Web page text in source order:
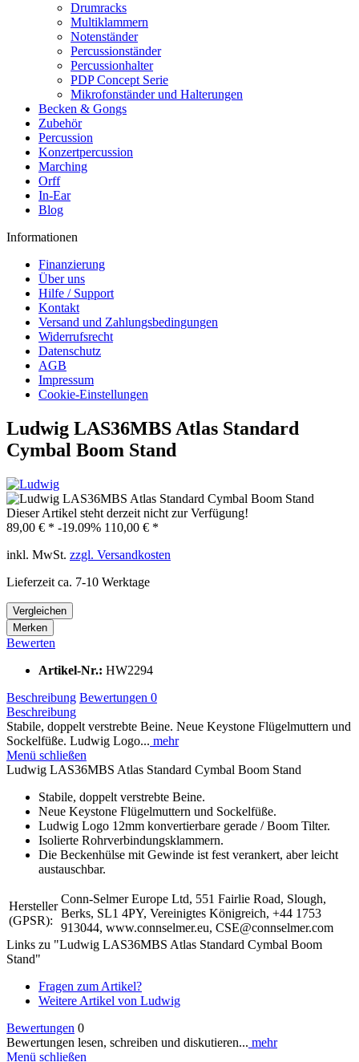
Drumracks
Multiklammern
Notenständer
Percussionständer
Percussionhalter
PDP Concept Serie
Mikrofonständer und Halterungen
Becken & Gongs
Zubehör
Percussion
Konzertpercussion
Marching
Orff
In-Ear
Blog
Informationen
Finanzierung
Über uns
Hilfe / Support
Kontakt
Versand und Zahlungsbedingungen
Widerrufsrecht
Datenschutz
AGB
Impressum
Cookie-Einstellungen
Ludwig LAS36MBS Atlas Standard
Cymbal Boom Stand
Dieser Artikel steht derzeit nicht zur Verfügung!
89,00 € * -19.09% 110,00 € *
inkl. MwSt. zzgl. Versandkosten
Lieferzeit ca. 7-10 Werktage
Vergleichen
Merken
Bewerten
Artikel-Nr.: HW2294
Beschreibung Bewertungen 0
Beschreibung
Stabile, doppelt verstrebte Beine. Neue Keystone Flügelmuttern und
Sockelfüße. Ludwig Logo... mehr
Menü schließen
Ludwig LAS36MBS Atlas Standard Cymbal Boom Stand
Stabile, doppelt verstrebte Beine.
Neue Keystone Flügelmuttern und Sockelfüße.
Ludwig Logo 12mm konvertierbare gerade / Boom Tilter.
Isolierte Rohrverbindungsklammern.
Die Beckenhülse mit Gewinde ist fest verankert, aber leicht
austauschbar.
Hersteller
(GPSR):
Conn-Selmer Europe Ltd, 551 Fairlie Road, Slough,
Berks, SL1 4PY, Vereinigtes Königreich, +44 1753
913044, www.connselmer.eu, CSE@connselmer.com
Links zu "Ludwig LAS36MBS Atlas Standard Cymbal Boom
Stand"
Fragen zum Artikel?
Weitere Artikel von Ludwig
Bewertungen 0
Bewertungen lesen, schreiben und diskutieren... mehr
Menü schließen